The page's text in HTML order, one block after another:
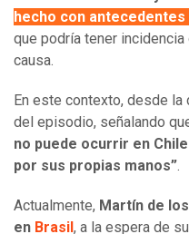
hecho con
que podría tener
causa.
En este contexto, desde la
del episodio, señalando
no puede ocurrir en
por sus propias manos”.
Actualmente, Martín de
en Brasil , a la espera de su